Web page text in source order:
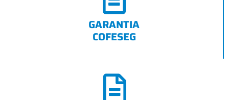
GARANTIA
COFESEG